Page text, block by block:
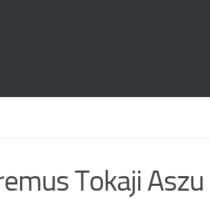
Tokaji Aszu